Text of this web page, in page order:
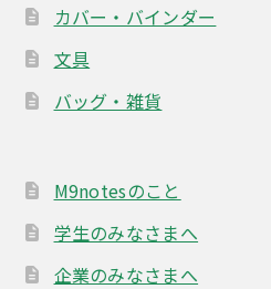
カバー・バインダー
文具
バッグ・雑貨
M9notesのこと
学生のみなさまへ
企業のみなさまへ